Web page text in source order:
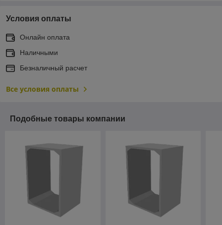
Условия оплаты
Онлайн оплата
Наличными
Безналичный расчет
Все условия оплаты
Подобные товары компании